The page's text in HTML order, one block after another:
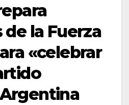
la Fuerza
«celebrar